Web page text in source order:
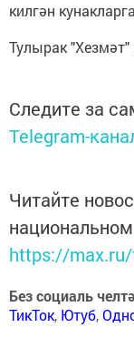
килгән
Тулырак
Следите за
Telegram-
Читайте
https://
Без социаль
ТикТок, Ютуб,